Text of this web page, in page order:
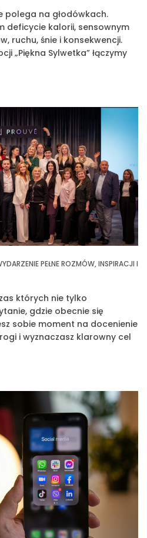
polega na głodówkach.
deficycie kalorii, sensownym
ruchu, śnie i konsekwencji.
„Piękna Sylwetka” łączymy
PEŁNE ROZMÓW, INSPIRACJI I
których nie tylko
gdzie obecnie się
sobie moment na docenienie
i wyznaczasz klarowny cel
spotkań było Prouvé